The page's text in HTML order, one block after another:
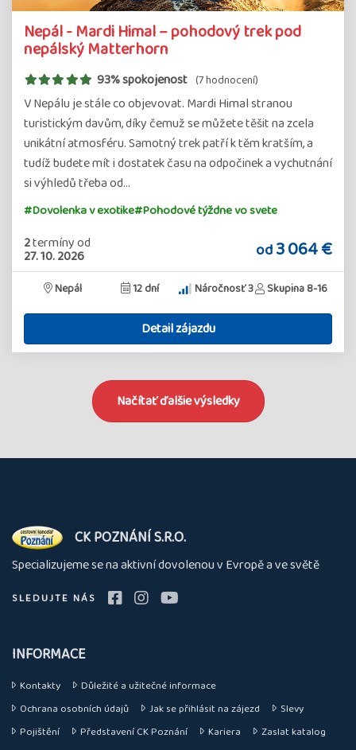
Nepál - Mardi Himal – pohodový trek pod
nepálský Matterhorn
93% spokojenost (7 hodnocení)
V Nepálu je stále co objevovat. Mardi Himal stranou
turistickým davům, díky čemuž se můžete těšit na zcela
unikátní atmosféru. Samotný trek patří k těm kratším, a
tudíž budete mít i dostatek času na odpočinek a vychutnání
si výhledů třeba od…
#Dovolenka v exotike#Pohodové týždne vo svete
2termínyod
27. 10. 2026 od3 064 €
Nepál 12 dní Náročnosť 3 Skupina 8-16
Detail zájazdu
Načítať ďalšie výsledky
O
nás
CK POZNÁNÍ S.R.O.
Specializujeme se na aktivní dovolenou v Evropě a ve světě
SLEDUJTE NÁS
INFORMACE
Kontakty
Důležité a užitečné informace
Ochrana osobních údajů
Jak se přihlásit na zájezd
Slevy
Pojištění
Představení CK Poznání Kariera
Zaslat katalog